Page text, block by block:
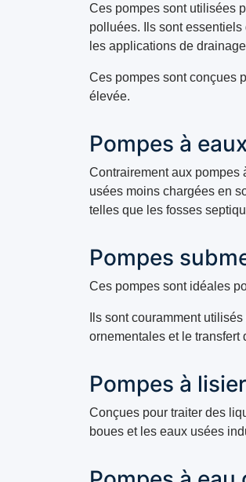
Ces pompes sont utilisées
polluées. Ils sont
les applications de
Ces pompes sont conçues
élevée.
Pompes à
Contrairement aux pompes
usées moins chargées en
telles que les fosses
Pompes
Ces pompes sont idéales
Ils sont couramment
ornementales et le transfert
Pompes à
Conçues pour traiter des
boues et les eaux usées